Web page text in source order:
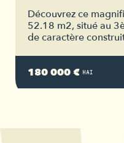
Découvrez ce
52.18 m2, situé au
de caractère
180 000 € HAI